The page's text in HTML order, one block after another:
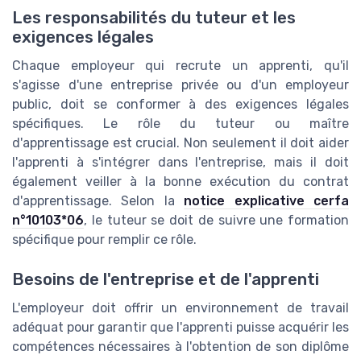
Les responsabilités du tuteur et les
exigences légales
Chaque employeur qui recrute un apprenti, qu'il
s'agisse d'une entreprise privée ou d'un employeur
public, doit se conformer à des exigences légales
spécifiques. Le rôle du tuteur ou maître
d'apprentissage est crucial. Non seulement il doit aider
l'apprenti à s'intégrer dans l'entreprise, mais il doit
également veiller à la bonne exécution du contrat
d'apprentissage. Selon la notice explicative cerfa
n°10103*06, le tuteur se doit de suivre une formation
spécifique pour remplir ce rôle.
Besoins de l'entreprise et de l'apprenti
L'employeur doit offrir un environnement de travail
adéquat pour garantir que l'apprenti puisse acquérir les
compétences nécessaires à l'obtention de son diplôme